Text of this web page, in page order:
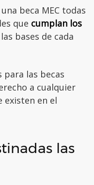
beca MEC todas
que cumplan los
bases de cada
las becas
a cualquier
existen en el
las